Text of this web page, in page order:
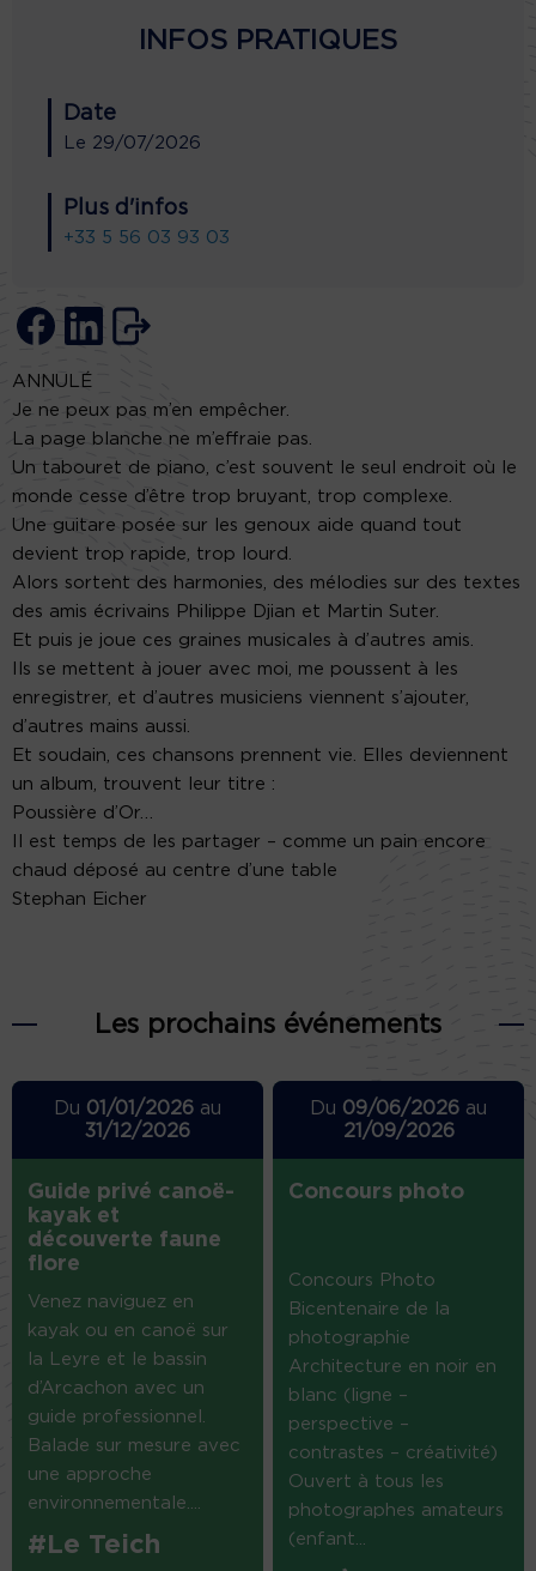
INFOS PRATIQUES
Date
Le 29/07/2026
Plus d'infos
+33 5 56 03 93 03
ANNULÉ
Je ne peux pas m’en empêcher.
La page blanche ne m’effraie pas.
Un tabouret de piano, c’est souvent le seul endroit où le
monde cesse d’être trop bruyant, trop complexe.
Une guitare posée sur les genoux aide quand tout
devient trop rapide, trop lourd.
Alors sortent des harmonies, des mélodies sur des textes
des amis écrivains Philippe Djian et Martin Suter.
Et puis je joue ces graines musicales à d’autres amis.
Ils se mettent à jouer avec moi, me poussent à les
enregistrer, et d’autres musiciens viennent s’ajouter,
d’autres mains aussi.
Et soudain, ces chansons prennent vie. Elles deviennent
un album, trouvent leur titre :
Poussière d’Or…
Il est temps de les partager – comme un pain encore
chaud déposé au centre d’une table
Stephan Eicher
Les prochains événements
Du 01/01/2026au
31/12/2026
Guide privé canoë-
kayak et
découverte faune
flore
Venez naviguez en
kayak ou en canoë sur
la Leyre et le bassin
d’Arcachon avec un
guide professionnel.
Balade sur mesure avec
une approche
environnementale....
#Le Teich
Du 09/06/2026 au
21/09/2026
Concours photo
Concours Photo
Bicentenaire de la
photographie
Architecture en noir en
blanc (ligne –
perspective –
contrastes – créativité)
Ouvert à tous les
photographes amateurs
(enfant...